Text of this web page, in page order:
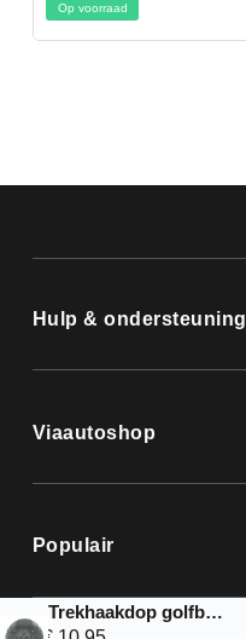
Op voorraad
Hulp & ondersteuning
Viaautoshop
Populair
Trekhaakdop golfbal zwart